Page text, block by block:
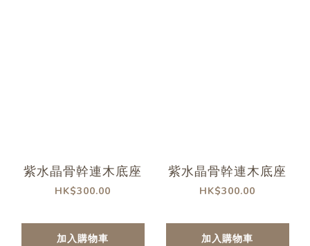
紫水晶骨幹連木底座
HK$300.00
加入購物車
紫水晶骨幹連木底座
HK$300.00
加入購物車